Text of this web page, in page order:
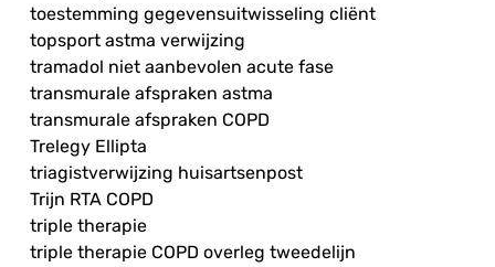
toestemming gegevensuitwisseling cliënt
topsport astma verwijzing
tramadol niet aanbevolen acute fase
transmurale afspraken astma
transmurale afspraken COPD
Trelegy Ellipta
triagistverwijzing huisartsenpost
Trijn RTA COPD
triple therapie
triple therapie COPD overleg tweedelijn